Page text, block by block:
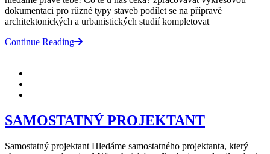
dokumentaci pro různé typy staveb podílet se na přípravě
architektonických a urbanistických studií kompletovat
Continue Reading
SAMOSTATNÝ PROJEKTANT
Samostatný projektant Hledáme samostatného projektanta, který